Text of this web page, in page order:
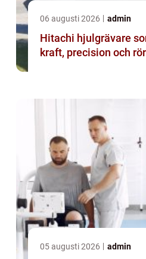
06 augusti 2026 admin
Hitachi hjulgrävare
kraft, precision och
05 augusti 2026 admin